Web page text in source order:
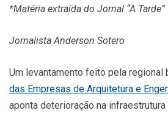
*Matéria extraída do Jornal “A Tarde”
Jornalista Anderson Sotero
Um levantamento feito pela regional
das Empresas de Arquitetura e
aponta deterioração na infraestrutura